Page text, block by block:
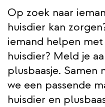
Op zoek naar
huisdier kan
iemand helpen
huisdier? Meld je
plusbaasje. Samen
we een passende
huisdier en